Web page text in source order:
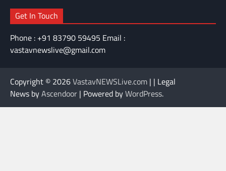
Get In Touch
Phone : +91 83790 59495 Email :
vastavnewslive@gmail.com
Copyright © 2026VastavNEWSLive.com | | Legal
News byAscendoor | Powered byWordPress.